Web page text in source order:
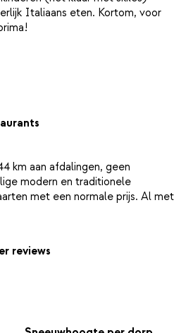
Italiaans eten. Kortom, voor
km aan afdalingen, geen
modern en traditionele
met een normale prijs. Al met
reviews